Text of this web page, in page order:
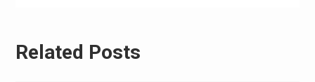
Related Posts